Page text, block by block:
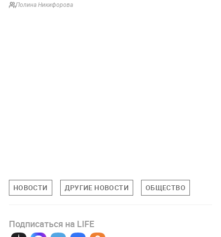
Полина Никифорова
НОВОСТИ ДРУГИЕ НОВОСТИ ОБЩЕСТВО
Подписаться на LIFE